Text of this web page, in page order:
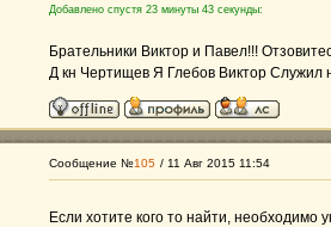
Добавлено спустя 23 минуты 43 секунды:
Брательники Виктор и Павел!!!
Д кн Чертищев Я Глебов Виктор Служил
Сообщение №105 / 11 Авг 2015 11:54
Если хотите кого то найти,